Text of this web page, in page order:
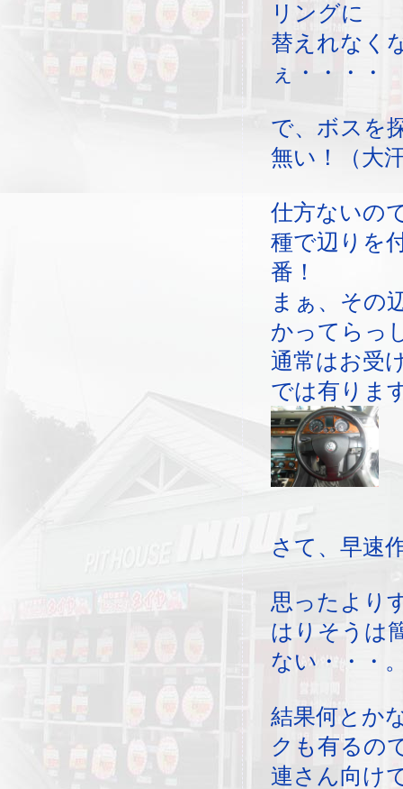
リングに
替えれなく
ぇ・・・・
で、ボスを
無い！（大
仕方ないの
種で辺りを
番！
まぁ、その
かってらっ
通常はお受
では有りま
さて、早速
思ったより
はりそうは
ない・・・
結果何とか
クも有るの
連さん向け